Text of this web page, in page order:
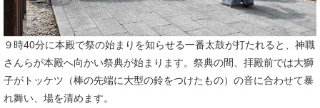
９時40分に本殿で祭の始まりを知らせる一番太鼓が打たれると、神職
さんらが本殿へ向かい祭典が始まります。祭典の間、拝殿前では大獅
子がトッケツ（棒の先端に大型の鈴をつけたもの）の音に合わせて暴
れ舞い、場を清めます。